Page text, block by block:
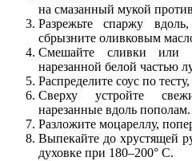
на смазанный мукой
Разрежьте спаржу
сбрызните оливковым
Смешайте сливки или
нарезанной белой частью
Распределите соус по
Сверху устройте
нарезанные вдоль пополам.
Разложите моцареллу,
Выпекайте до хрустящей
духовке при 180–200° C.